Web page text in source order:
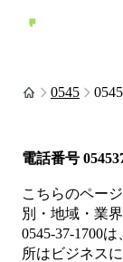
0545
電話番号
こちらのページ
別・地域・業
0545-37-1700は
所は ビジネス